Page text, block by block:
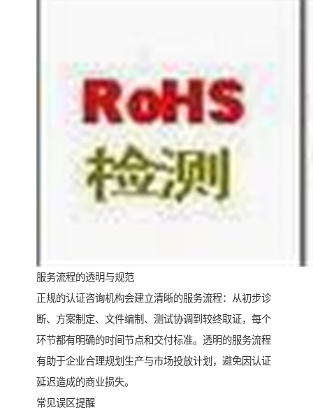
服务流程的透明与规范
正规的认证咨询机构会建立清晰的服务流程：从初步诊
断、方案制定、文件编制、测试协调到较终取证，每个
环节都有明确的时间节点和交付标准。透明的服务流程
有助于企业合理规划生产与市场投放计划，避免因认证
延迟造成的商业损失。
常见误区提醒